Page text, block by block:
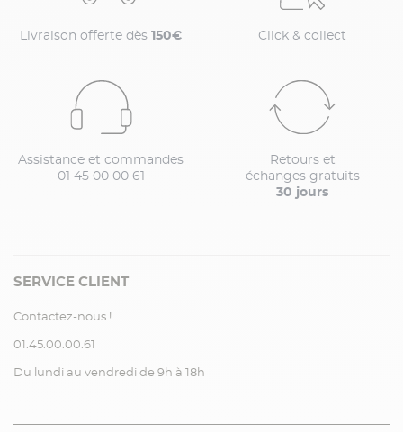
Livraison offerte dès 150€ Click & collect
Assistance et commandes
01 45 00 00 61
Retours et
échanges gratuits
30 jours
SERVICE CLIENT
Contactez-nous !
01.45.00.00.61
Du lundi au vendredi de 9h à 18h